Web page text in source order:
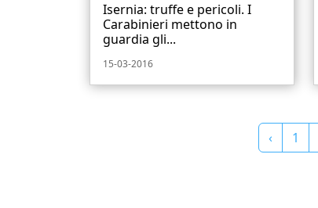
Isernia: truffe e pericoli. I
Carabinieri mettono in
guardia gli...
15-03-2016
‹ 1